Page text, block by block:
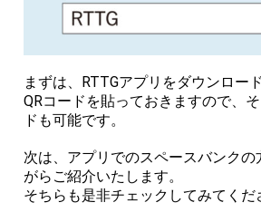
まずは、RTTGアプリをダウンロー
QRコードを貼っておきますので、
ドも可能です。
次は、アプリでのスペースバンクの
がらご紹介いたします。
そちらも是非チェックしてみてくだ